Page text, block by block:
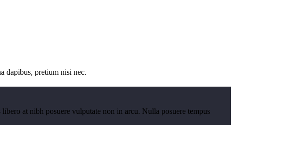
dapibus, pretium nisi nec.
at nibh posuere vulputate non in arcu. Nulla posuere tempus